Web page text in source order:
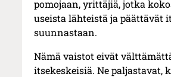
pomojaan, yrittäjiä, jotka
useista lähteistä ja päättävät
suunnastaan.
Nämä vaistot eivät
itsekeskeisiä. Ne paljastavat,